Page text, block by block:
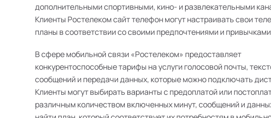
дополнительными спортивными, кино- и развлекательными
Клиенты Ростелеком сайт телефон могут настраивать свои
планы в соответствии со своими предпочтениями и
В сфере мобильной связи «Ростелеком» предоставляет
конкурентоспособные тарифы на услуги голосовой почты,
сообщений и передачи данных, которые можно подключать
Клиенты могут выбирать варианты с предоплатой или
различным количеством включенных минут, сообщений и